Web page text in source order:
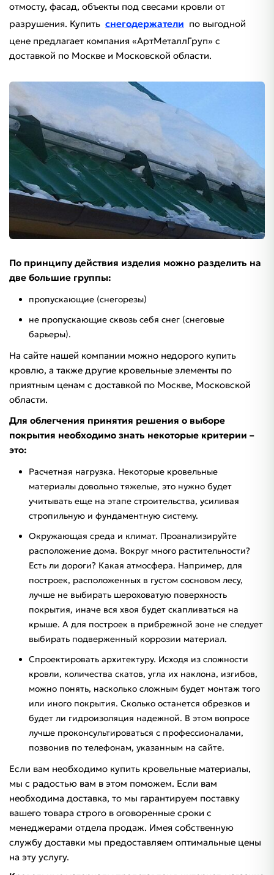
отмосту, фасад, объекты под свесами кровли от
разрушения. Купить снегодержатели по выгодной
цене предлагает компания «АртМеталлГруп» с
доставкой по Москве и Московской области.
По принципу действия изделия можно разделить на
две большие группы:
пропускающие (снегорезы)
не пропускающие сквозь себя снег (снеговые
барьеры).
На сайте нашей компании можно недорого купить
кровлю, а также другие кровельные элементы по
приятным ценам с доставкой по Москве, Московской
области.
Для облегчения принятия решения о выборе
покрытия необходимо знать некоторые критерии –
это:
Расчетная нагрузка. Некоторые кровельные
материалы довольно тяжелые, это нужно будет
учитывать еще на этапе строительства, усиливая
стропильную и фундаментную систему.
Окружающая среда и климат. Проанализируйте
расположение дома. Вокруг много растительности?
Есть ли дороги? Какая атмосфера. Например, для
построек, расположенных в густом сосновом лесу,
лучше не выбирать шероховатую поверхность
покрытия, иначе вся хвоя будет скапливаться на
крыше. А для построек в прибрежной зоне не следует
выбирать подверженный коррозии материал.
Спроектировать архитектуру. Исходя из сложности
кровли, количества скатов, угла их наклона, изгибов,
можно понять, насколько сложным будет монтаж того
или иного покрытия. Сколько останется обрезков и
будет ли гидроизоляция надежной. В этом вопросе
лучше проконсультироваться с профессионалами,
позвонив по телефонам, указанным на сайте.
Если вам необходимо купить кровельные материалы,
мы с радостью вам в этом поможем. Если вам
необходима доставка, то мы гарантируем поставку
вашего товара строго в оговоренные сроки с
менеджерами отдела продаж. Имея собственную
службу доставки мы предоставляем оптимальные цены
на эту услугу.